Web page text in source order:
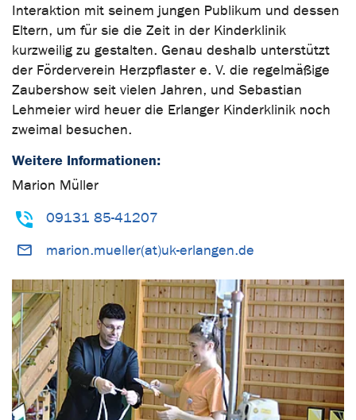
Interaktion mit seinem jungen Publikum und dessen
Eltern, um für sie die Zeit in der Kinderklinik
kurzweilig zu gestalten. Genau deshalb unterstützt
der Förderverein Herzpflaster e. V. die regelmäßige
Zaubershow seit vielen Jahren, und Sebastian
Lehmeier wird heuer die Erlanger Kinderklinik noch
zweimal besuchen.
Weitere Informationen:
Marion Müller
09131 85-41207
marion.mueller(at)uk-erlangen.de